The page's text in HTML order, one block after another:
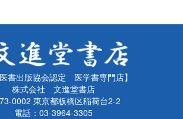
医書出版協会認定 医学書専門店】
株式会社 文進堂書店
0002 東京都板橋区稲荷台2-2
電話：03-3964-3305